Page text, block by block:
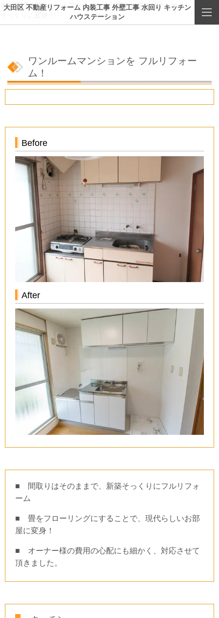
古い様式のワンルームマンションの一室を、フルリフォームして、新築
大田区 不動産リフォーム 内装工事 外壁工事 水回り キッチン
ハウステーション
ワンルームマンションを フルリフォー
ム！
Before
After
■ 間取りはそのままで、新築そっくりにフルリフォ
ーム
■ 畳をフローリングにすることで、現代らしいお部
屋に変身！
■ オーナー様の費用の心配にも細かく、対応させて
頂きました。